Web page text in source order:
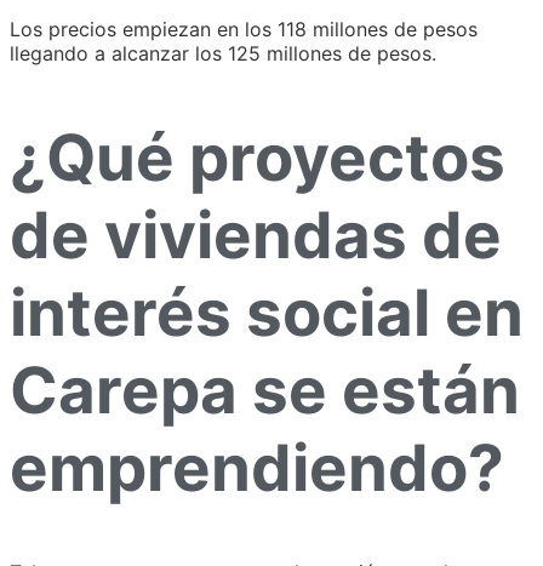
Los precios empiezan en los 118 millones de pesos
llegando a alcanzar los 125 millones de pesos.
¿Qué proyectos
de viviendas de
interés social en
Carepa se están
emprendiendo?